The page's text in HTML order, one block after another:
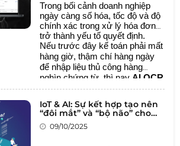
Trong bối cảnh doanh nghiệp
ngày càng số hóa, tốc độ và độ
chính xác trong xử lý hóa đơn
trở thành yếu tố quyết định.
Nếu trước đây kế toán phải mất
hàng giờ, thậm chí hàng ngày
để nhập liệu thủ công hàng
nghìn chứng từ, thì nay AI OCR
và e-Invoiceđã mở ra một kỷ
nguyên mới: tự động hóa quy
trình tài chính, tiết kiệm thời
gian và giảm thiểu sai sót.
IoT & AI: Sự kết hợp tạo nên
“đôi mắt” và “bộ não” cho
doanh nghiệp
09/10/2025